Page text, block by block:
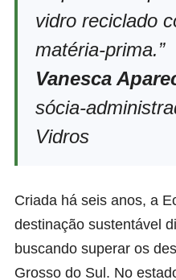
vidro reciclado
matéria-prima.”
Vanesca
sócia-
Vidros
Criada há seis anos, a
destinação sustentável
buscando superar os
Grosso do Sul. No